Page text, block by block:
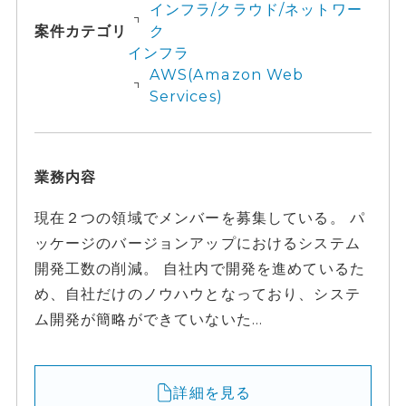
案件カテゴリ
インフラ/クラウド/ネットワー
ク
インフラ
AWS(Amazon Web
Services)
業務内容
現在２つの領域でメンバーを募集している。 パ
ッケージのバージョンアップにおけるシステム
開発工数の削減。 自社内で開発を進めているた
め、自社だけのノウハウとなっており、システ
ム開発が簡略ができていないた...
詳細を見る